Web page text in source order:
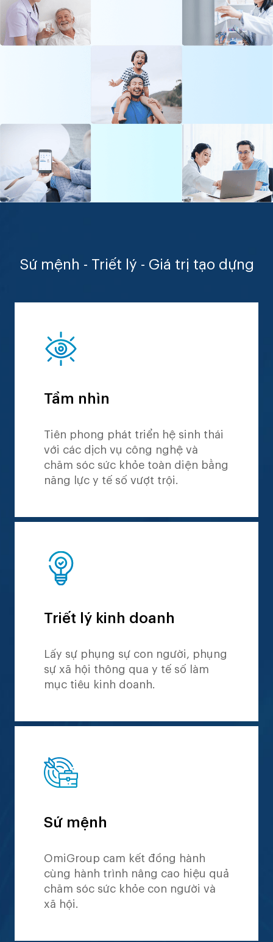
Sứ mệnh - Triết lý - Giá trị tạo dựng
Tầm nhìn
Tiên phong phát triển hệ sinh thái
với các dịch vụ công nghệ và
chăm sóc sức khỏe toàn diện bằng
năng lực y tế số vượt trội.
Triết lý kinh doanh
Lấy sự phụng sự con người, phụng
sự xã hội thông qua y tế số làm
mục tiêu kinh doanh.
Sứ mệnh
OmiGroup cam kết đồng hành
cùng hành trình nâng cao hiệu quả
chăm sóc sức khỏe con người và
xã hội.